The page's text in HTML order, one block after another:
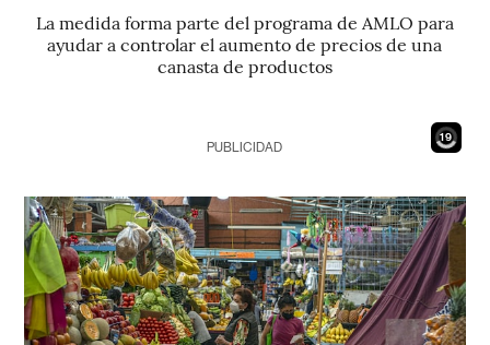
La medida forma parte del programa de AMLO para
ayudar a controlar el aumento de precios de una
canasta de productos
17
PUBLICIDAD